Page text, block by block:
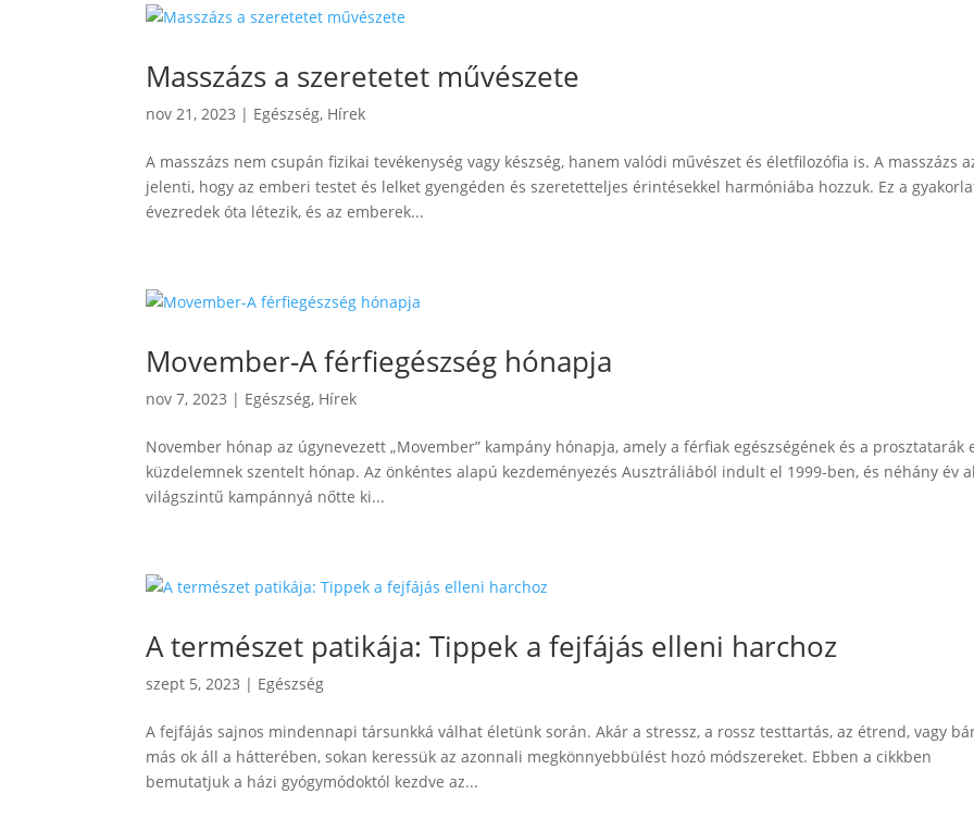
Masszázs a szeretetet művészete
nov 21, 2023 | Egészség, Hírek
A masszázs nem csupán fizikai tevékenység vagy készség, hanem valódi művészet és életfilozófia is. A masszázs
jelenti, hogy az emberi testet és lelket gyengéden és szeretetteljes érintésekkel harmóniába hozzuk. Ez a
évezredek óta létezik, és az emberek...
Movember-A férfiegészség hónapja
nov 7, 2023 | Egészség, Hírek
November hónap az úgynevezett „Movember” kampány hónapja, amely a férfiak egészségének és a prosztatarák
küzdelemnek szentelt hónap. Az önkéntes alapú kezdeményezés Ausztráliából indult el 1999-ben, és néhány év
világszintű kampánnyá nőtte ki...
A természet patikája: Tippek a fejfájás elleni harchoz
szept 5, 2023 | Egészség
A fejfájás sajnos mindennapi társunkká válhat életünk során. Akár a stressz, a rossz testtartás, az étrend, vagy
más ok áll a hátterében, sokan keressük az azonnali megkönnyebbülést hozó módszereket. Ebben a cikkben
bemutatjuk a házi gyógymódoktól kezdve az...